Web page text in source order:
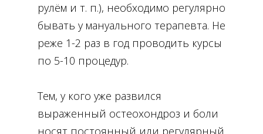
рулём и т. п.), необходимо регулярно
бывать у мануального терапевта. Не
реже 1-2 раз в год проводить курсы
по 5-10 процедур.
Тем, у кого уже развился
выраженный остеохондроз и боли
носят постоянный или регулярный